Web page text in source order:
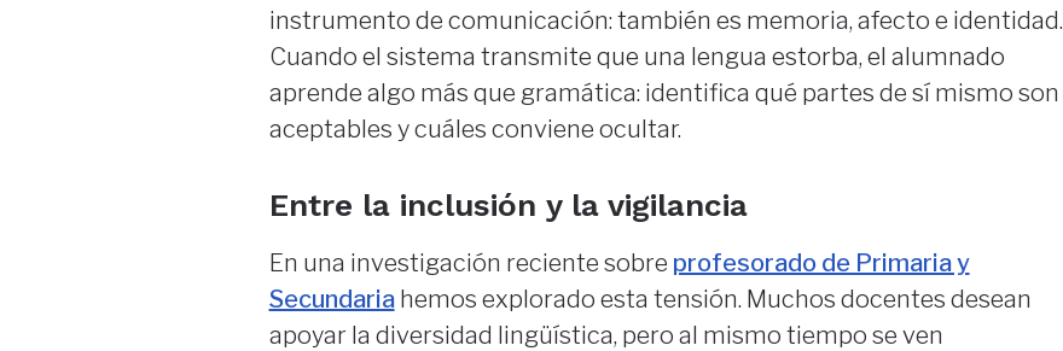
instrumento de comunicación: también es memoria, afecto e identidad.
Cuando el sistema transmite que una lengua estorba, el alumnado
aprende algo más que gramática: identifica qué partes de sí mismo son
aceptables y cuáles conviene ocultar.
Entre la inclusión y la vigilancia
En una investigación reciente sobre profesorado de Primaria y
Secundariahemos explorado esta tensión. Muchos docentes desean
apoyar la diversidad lingüística, pero al mismo tiempo se ven